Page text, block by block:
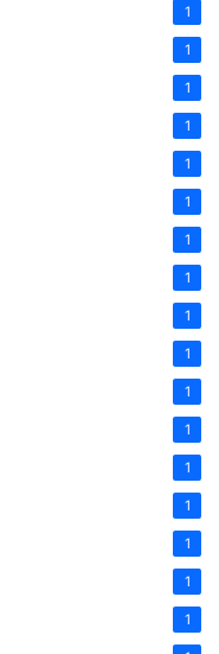
1
1
1
1
1
1
1
1
1
1
1
1
1
1
1
1
1